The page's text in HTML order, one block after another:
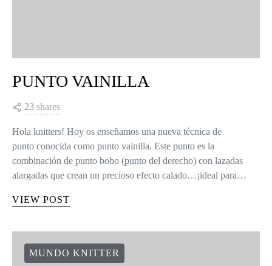
PUNTO VAINILLA
23 shares
Hola knitters! Hoy os enseñamos una nueva técnica de
punto conocida como punto vainilla. Este punto es la
combinación de punto bobo (punto del derecho) con lazadas
alargadas que crean un precioso efecto calado…¡ideal para…
VIEW POST
MUNDO KNITTER